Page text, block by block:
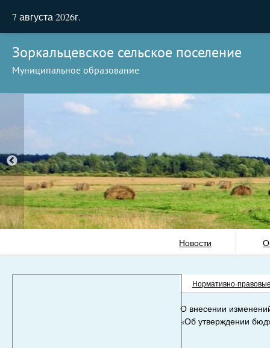
7 августа 2026г.
Зоркальцевское сельское поселение
Муниципальное образование
Новости
Нормативно-
О внесении
«Об утверждении